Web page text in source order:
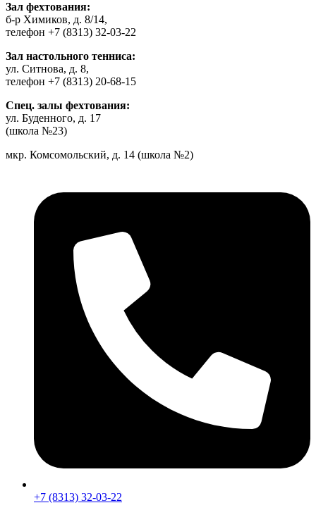
Зал фехтования:
б-р Химиков, д. 8/14,
телефон +7 (8313) 32-03-22
Зал настольного тенниса:
ул. Ситнова, д. 8,
телефон +7 (8313) 20-68-15
Спец. залы фехтования:
ул. Буденного, д. 17
(школа №23)
мкр. Комсомольский, д. 14 (школа №2)
+7 (8313) 32-03-22